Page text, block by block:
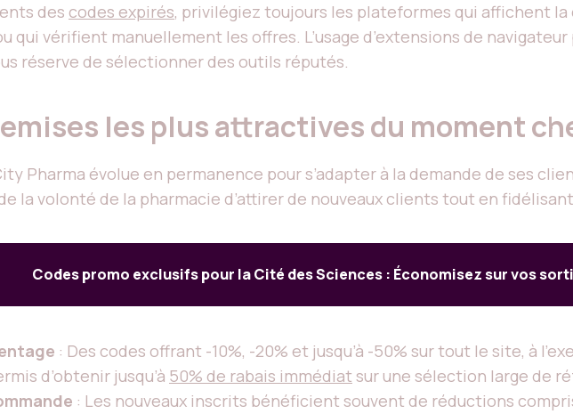
des codes expirés, privilégiez toujours les plateformes qui affichent la
qui vérifient manuellement les offres. L’usage d’extensions de
réserve de sélectionner des outils réputés.
les plus attractives du moment
Pharma évolue en permanence pour s’adapter à la demande de ses
la volonté de la pharmacie d’attirer de nouveaux clients tout en
Codes promo exclusifs pour la Cité des Sciences : Économisez sur vos
: Des codes offrant -10%, -20% et jusqu’à -50% sur tout le site, à
d’obtenir jusqu’à 50% de rabais immédiat sur une sélection large de
: Les nouveaux inscrits bénéficient souvent de réductions